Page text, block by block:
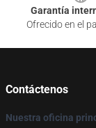
Garantía
Ofrecido en el
Contáctenos
Nuestra oficina